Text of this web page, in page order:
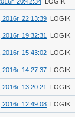
20:42:34 LOGIK
22:13:39 LOGIK
19:32:31 LOGIK
15:43:02 LOGIK
14:27:37 LOGIK
13:20:21 LOGIK
12:49:08 LOGIK